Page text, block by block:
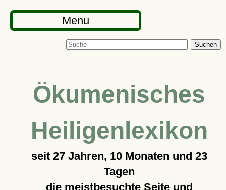
Menu
Suchen
Ökumenisches
Heiligenlexikon
seit 27 Jahren, 10 Monaten und 23
Tagen
die meistbesuchte Seite und